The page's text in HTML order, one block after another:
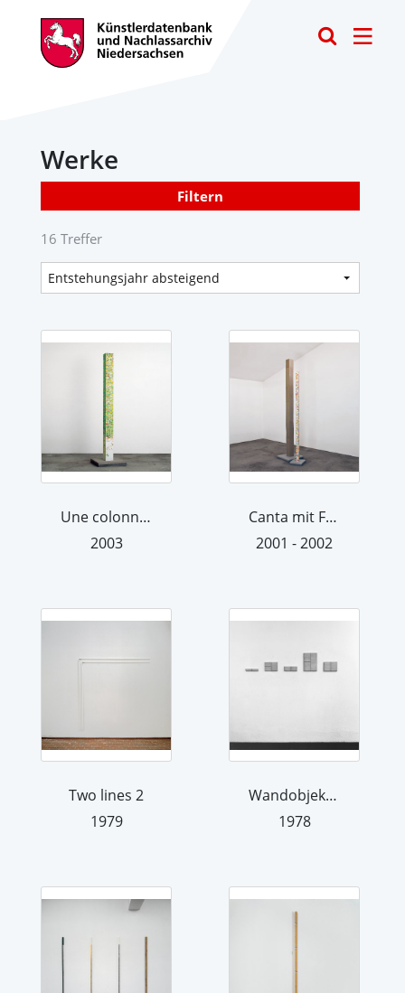
Werke
Filtern
16 Treffer
Une colonne de Montmartre
2003
Canta mit Fragment 10 zweite Version
2001 - 2002
Two lines 2
1979
Wandobjekt 9
1978